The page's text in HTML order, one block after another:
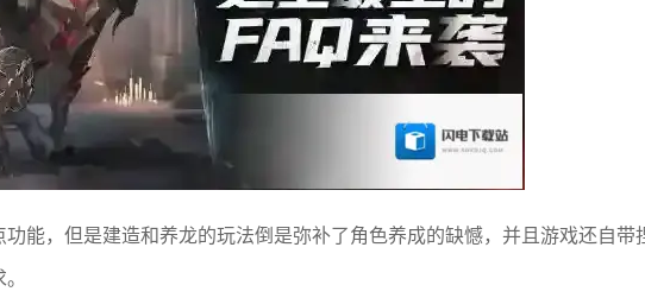
能，但是建造和养龙的玩法倒是弥补了角色养成的缺憾，并且游戏还自带